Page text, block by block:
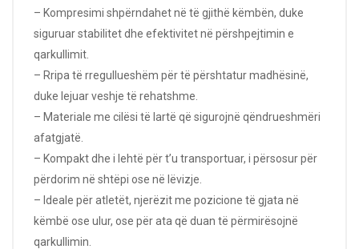
– Kompresimi shpërndahet në të gjithë këmbën, duke
siguruar stabilitet dhe efektivitet në përshpejtimin e
qarkullimit.
– Rripa të rregullueshëm për të përshtatur madhësinë,
duke lejuar veshje të rehatshme.
– Materiale me cilësi të lartë që sigurojnë qëndrueshmëri
afatgjatë.
– Kompakt dhe i lehtë për t’u transportuar, i përsosur për
përdorim në shtëpi ose në lëvizje.
– Ideale për atletët, njerëzit me pozicione të gjata në
këmbë ose ulur, ose për ata që duan të përmirësojnë
qarkullimin.